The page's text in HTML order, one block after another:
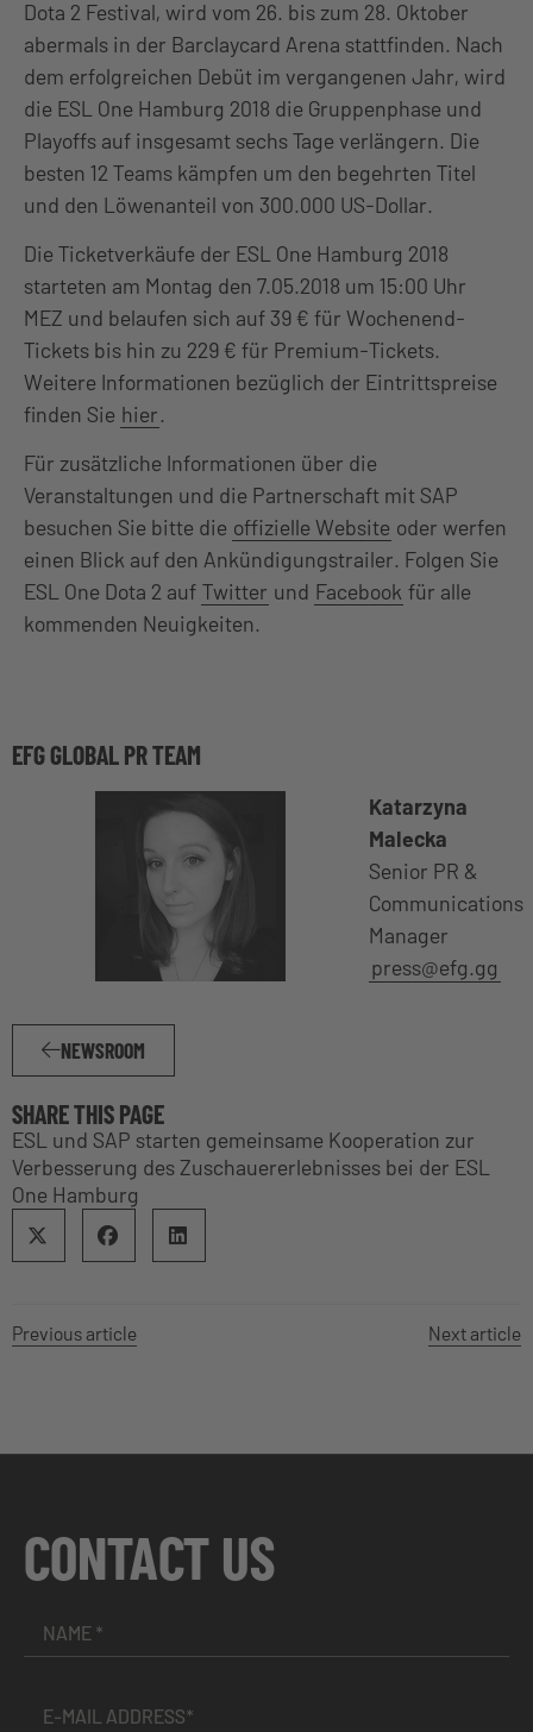
Dota 2 Festival, wird vom 26. bis zum 28. Oktober
abermals in der Barclaycard Arena stattfinden. Nach
dem erfolgreichen Debüt im vergangenen Jahr, wird
die ESL One Hamburg 2018 die Gruppenphase und
Playoffs auf insgesamt sechs Tage verlängern. Die
besten 12 Teams kämpfen um den begehrten Titel
und den Löwenanteil von 300.000 US-Dollar.
Die Ticketverkäufe der ESL One Hamburg 2018
starteten am Montag den 7.05.2018 um 15:00 Uhr
MEZ und belaufen sich auf 39 € für Wochenend-
Tickets bis hin zu 229 € für Premium-Tickets.
Weitere Informationen bezüglich der Eintrittspreise
finden Sie hier.
Für zusätzliche Informationen über die
Veranstaltungen und die Partnerschaft mit SAP
besuchen Sie bitte die offizielle Website oder werfen
einen Blick auf den Ankündigungstrailer. Folgen Sie
ESL One Dota 2 auf Twitter und Facebook für alle
kommenden Neuigkeiten.
EFG GLOBAL PR TEAM
Katarzyna
Malecka
Senior PR &
Communications
Manager
press@efg.gg
NEWSROOM
SHARE THIS PAGE
ESL und SAP starten gemeinsame Kooperation zur
Verbesserung des Zuschauererlebnisses bei der ESL
One Hamburg
Previous article Next article
CONTACT US